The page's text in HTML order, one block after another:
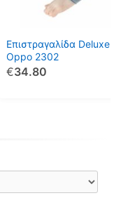
Επιστραγαλίδα Deluxe
Oppo 2302
34.80
€
μπορούν
να
επιλεγούν